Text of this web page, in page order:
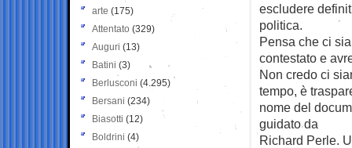
escludere
politica.
Pensa che ci
contestato e
Non credo ci
tempo, è
nome del
guidato da
Richard Perle.
arte (175)
Attentato (329)
Auguri (13)
Batini (3)
Berlusconi (4.295)
Bersani (234)
Biasotti (12)
Boldrini (4)